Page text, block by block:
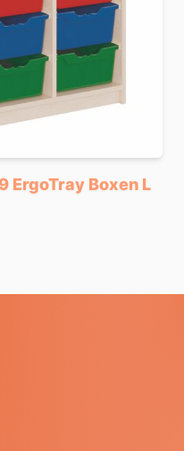
ErgoTray Boxen L